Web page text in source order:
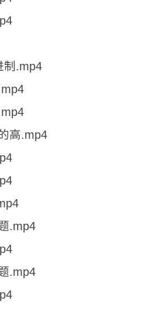
制.mp4
高.mp4
.mp4
.mp4